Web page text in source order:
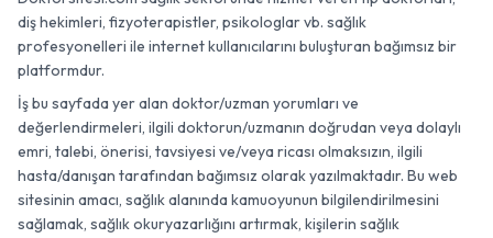
diş hekimleri, fizyoterapistler, psikologlar vb. sağlık
profesyonelleri ile internet kullanıcılarını buluşturan bağımsız bir
platformdur.
İş bu sayfada yer alan doktor/uzman yorumları ve
değerlendirmeleri, ilgili doktorun/uzmanın doğrudan veya dolaylı
emri, talebi, önerisi, tavsiyesi ve/veya ricası olmaksızın, ilgili
hasta/danışan tarafından bağımsız olarak yazılmaktadır. Bu web
sitesinin amacı, sağlık alanında kamuoyunun bilgilendirilmesini
sağlamak, sağlık okuryazarlığını artırmak, kişilerin sağlık